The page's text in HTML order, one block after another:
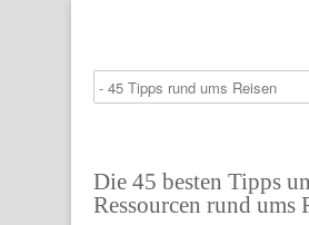
Die 45 besten Tipps
Ressourcen rund ums